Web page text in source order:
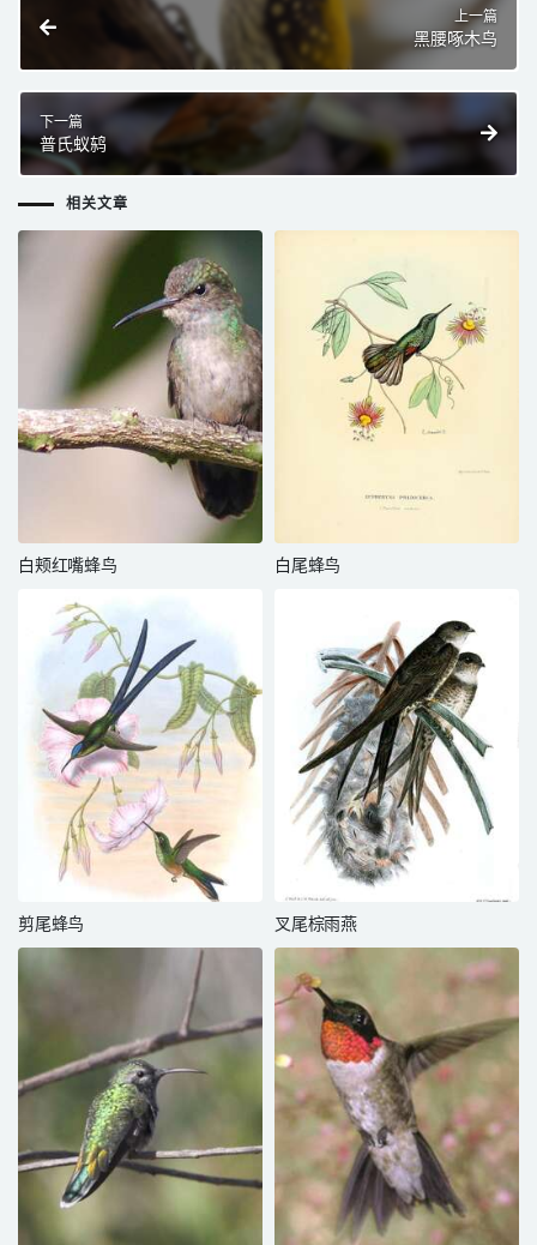
上一篇
黑腰啄木鸟
下一篇
普氏蚁鸫
相关文章
白颊红嘴蜂鸟 白尾蜂鸟
剪尾蜂鸟 叉尾棕雨燕